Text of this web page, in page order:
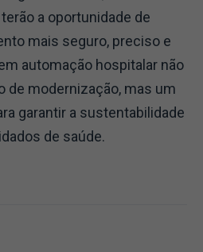
a oportunidade de
mais seguro, preciso e
automação hospitalar não
de modernização, mas um
garantir a sustentabilidade
de saúde.